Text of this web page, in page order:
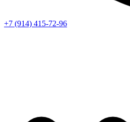
+7 (914) 415-72-96